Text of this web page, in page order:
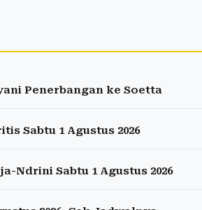
Penerbangan ke Soetta
Sabtu 1 Agustus 2026
Ndrini Sabtu 1 Agustus 2026